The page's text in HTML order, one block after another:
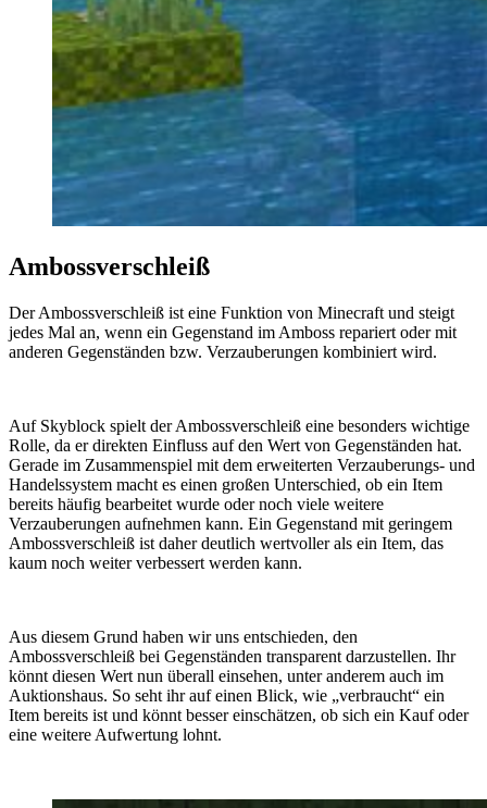
Ambossverschleiß
Der Ambossverschleiß ist eine Funktion von Minecraft und steigt
jedes Mal an, wenn ein Gegenstand im Amboss repariert oder mit
anderen Gegenständen bzw. Verzauberungen kombiniert wird.
Auf Skyblock spielt der Ambossverschleiß eine besonders wichtige
Rolle, da er direkten Einfluss auf den Wert von Gegenständen hat.
Gerade im Zusammenspiel mit dem erweiterten Verzauberungs- und
Handelssystem macht es einen großen Unterschied, ob ein Item
bereits häufig bearbeitet wurde oder noch viele weitere
Verzauberungen aufnehmen kann. Ein Gegenstand mit geringem
Ambossverschleiß ist daher deutlich wertvoller als ein Item, das
kaum noch weiter verbessert werden kann.
Aus diesem Grund haben wir uns entschieden, den
Ambossverschleiß bei Gegenständen transparent darzustellen. Ihr
könnt diesen Wert nun überall einsehen, unter anderem auch im
Auktionshaus. So seht ihr auf einen Blick, wie „verbraucht“ ein
Item bereits ist und könnt besser einschätzen, ob sich ein Kauf oder
eine weitere Aufwertung lohnt.